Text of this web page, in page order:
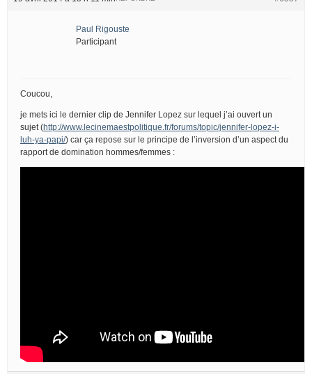
Paul Rigouste
Participant
Coucou,
je mets ici le dernier clip de Jennifer Lopez sur lequel j’ai ouvert un
sujet (http://www.lecinemaestpolitique.fr/forums/topic/jennifer-lopez-i-
luh-ya-papi/) car ça repose sur le principe de l’inversion d’un aspect du
rapport de domination hommes/femmes :